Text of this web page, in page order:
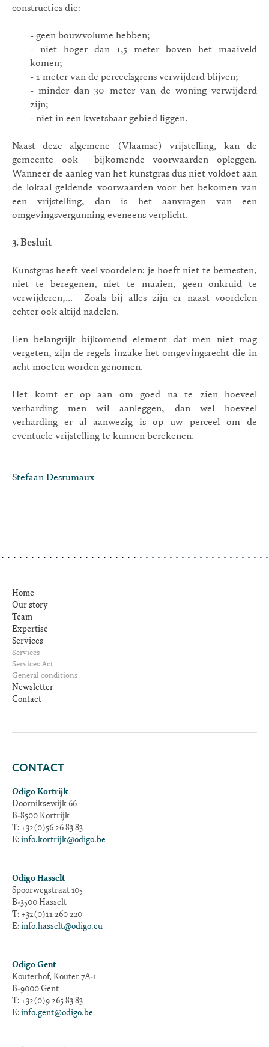
constructies die:
- geen bouwvolume hebben;
-
niet hoger dan 1,5 meter boven het maaiveld
komen;
- 1 meter van de perceelsgrens verwijderd blijven;
- minder dan 30 meter van de woning verwijderd
zijn;
- niet in een kwetsbaar gebied liggen.
Naast deze algemene (Vlaamse) vrijstelling, kan de
gemeente ook bijkomende voorwaarden opleggen.
Wanneer de aanleg van het kunstgras dus niet voldoet aan
de lokaal geldende voorwaarden voor het bekomen van
een vrijstelling, dan is het aanvragen van een
omgevingsvergunning eveneens verplicht.
3. Besluit
Kunstgras heeft veel voordelen: je hoeft niet te bemesten,
niet te beregenen, niet te maaien, geen onkruid te
verwijderen,... Zoals bij alles zijn er naast voordelen
echter ook altijd nadelen.
Een belangrijk bijkomend element dat men niet mag
vergeten, zijn de regels inzake het omgevingsrecht die in
acht moeten worden genomen.
Het komt er op aan om goed na te zien hoeveel
verharding men wil aanleggen, dan wel hoeveel
verharding er al aanwezig is op uw perceel om de
eventuele vrijstelling te kunnen berekenen.
Stefaan Desrumaux
Home
Our story
Team
Expertise
Services
Services
Services Act
General conditions
Newsletter
Contact
CONTACT
Odigo Kortrijk
Doorniksewijk 66
B-8500 Kortrijk
T: +32(0)56 26 83 83
E: info.kortrijk@odigo.be
Odigo Hasselt
Spoorwegstraat 105
B-3500 Hasselt
T: +32(0)11 260 220
E: info.hasselt@odigo.eu
Odigo Gent
Kouterhof, Kouter 7A-1
B-9000 Gent
T: +32(0)9 265 83 83
E: info.gent@odigo.be